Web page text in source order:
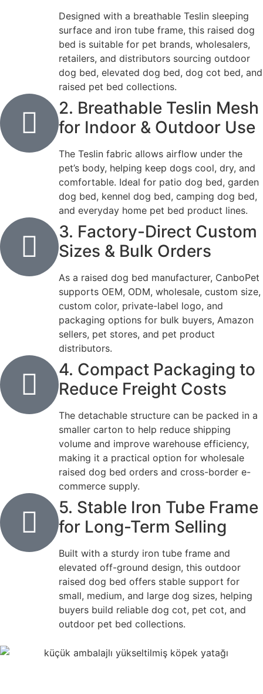
Designed with a breathable Teslin sleeping
surface and iron tube frame, this raised dog
bed is suitable for pet brands, wholesalers,
retailers, and distributors sourcing outdoor
dog bed, elevated dog bed, dog cot bed, and
raised pet bed collections.
2. Breathable Teslin Mesh
for Indoor & Outdoor Use
The Teslin fabric allows airflow under the
pet’s body, helping keep dogs cool, dry, and
comfortable. Ideal for patio dog bed, garden
dog bed, kennel dog bed, camping dog bed,
and everyday home pet bed product lines.
3. Factory-Direct Custom
Sizes & Bulk Orders
As a raised dog bed manufacturer, CanboPet
supports OEM, ODM, wholesale, custom size,
custom color, private-label logo, and
packaging options for bulk buyers, Amazon
sellers, pet stores, and pet product
distributors.
4. Compact Packaging to
Reduce Freight Costs
The detachable structure can be packed in a
smaller carton to help reduce shipping
volume and improve warehouse efficiency,
making it a practical option for wholesale
raised dog bed orders and cross-border e-
commerce supply.
5. Stable Iron Tube Frame
for Long-Term Selling
Built with a sturdy iron tube frame and
elevated off-ground design, this outdoor
raised dog bed offers stable support for
small, medium, and large dog sizes, helping
buyers build reliable dog cot, pet cot, and
outdoor pet bed collections.